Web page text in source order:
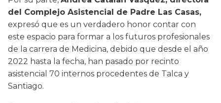
del Complejo Asistencial de Padre Las Casas,
expresó que es un verdadero honor contar con
este espacio para formar a los futuros profesionales
de la carrera de Medicina, debido que desde el año
2022 hasta la fecha, han pasado por recinto
asistencial 70 internos procedentes de Talca y
Santiago.